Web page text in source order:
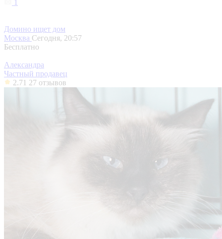
1
Домино ищет дом
Москва Сегодня, 20:57
Бесплатно
Александра
Частный продавец
2.71 27 отзывов